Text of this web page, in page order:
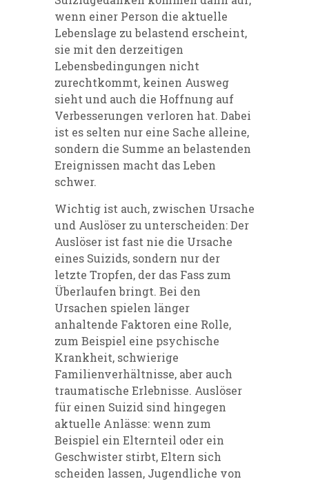
wenn einer Person die aktuelle
Lebenslage zu belastend erscheint,
sie mit den derzeitigen
Lebensbedingungen nicht
zurechtkommt, keinen Ausweg
sieht und auch die Hoffnung auf
Verbesserungen verloren hat. Dabei
ist es selten nur eine Sache alleine,
sondern die Summe an belastenden
Ereignissen macht das Leben
schwer.
Wichtig ist auch, zwischen Ursache
und Auslöser zu unterscheiden: Der
Auslöser ist fast nie die Ursache
eines Suizids, sondern nur der
letzte Tropfen, der das Fass zum
Überlaufen bringt. Bei den
Ursachen spielen länger
anhaltende Faktoren eine Rolle,
zum Beispiel eine psychische
Krankheit, schwierige
Familienverhältnisse, aber auch
traumatische Erlebnisse. Auslöser
für einen Suizid sind hingegen
aktuelle Anlässe: wenn zum
Beispiel ein Elternteil oder ein
Geschwister stirbt, Eltern sich
scheiden lassen, Jugendliche von